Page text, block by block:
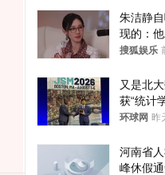
朱洁静
现的：
搜狐娱乐
又是北
获“统计
环球网 昨
河南省
峰休假通